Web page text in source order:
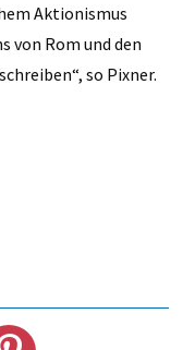
Aktionismus
von Rom und den
so Pixner.